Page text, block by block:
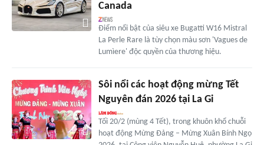
Canada
Điểm nổi bật của siêu xe Bugatti W16 Mistral
La Perle Rare là tùy chọn màu sơn 'Vagues de
Lumìere' độc quyền của thương hiệu.
Sôi nổi các hoạt động mừng Tết
Nguyên đán 2026 tại La Gi
Tối 20/2 (mùng 4 Tết), trong khuôn khổ chuỗi
hoạt động Mừng Đảng – Mừng Xuân Bính Ngọ